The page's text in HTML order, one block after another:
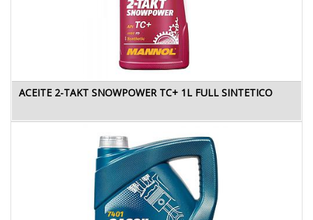
ACEITE 2-TAKT SNOWPOWER TC+ 1L FULL SINTETICO